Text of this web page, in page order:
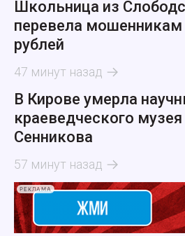
Школьница из
перевела мошенникам
рублей
47 минут назад
В Кирове умерла
краеведческого
Сенникова
57 минут назад
РЕКЛАМА